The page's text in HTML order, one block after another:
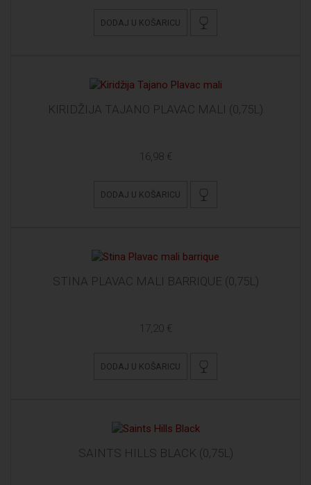
DODAJ U KOŠARICU
KIRIDŽIJA TAJANO PLAVAC MALI (0,75L)
16,98 €
DODAJ U KOŠARICU
STINA PLAVAC MALI BARRIQUE (0,75L)
17,20 €
DODAJ U KOŠARICU
SAINTS HILLS BLACK (0,75L)